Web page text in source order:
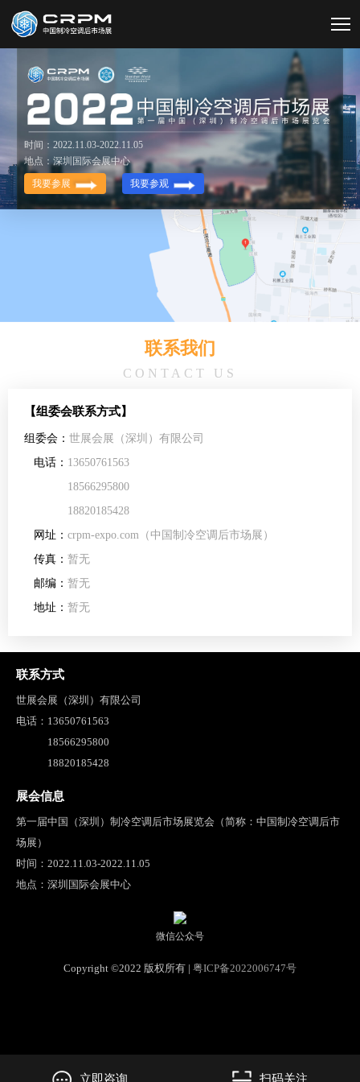
时间：2022.11.03-2022.11.05
地点：深圳国际会展中心
我要参展
我要参观
联系我们
CONTACT US
【组委会联系方式】
组委会： 世展会展（深圳）有限公司
电话： 13650761563
18566295800
18820185428
网址： crpm-expo.com（中国制冷空调后市场展）
传真： 暂无
邮编： 暂无
地址： 暂无
联系方式
世展会展（深圳）有限公司
电话： 13650761563
18566295800
18820185428
展会信息
第一届中国（深圳）制冷空调后市场展览会（简称：中国制冷空调后市
场展）
时间：2022.11.03-2022.11.05
地点：深圳国际会展中心
微信公众号
Copyright ©2022 版权所有 | 粤ICP备2022006747号
立即咨询 扫码关注